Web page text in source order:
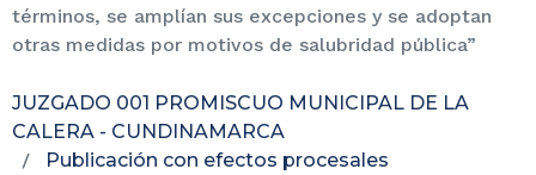
términos, se amplían sus excepciones y se adoptan
otras medidas por motivos de salubridad pública”
JUZGADO 001 PROMISCUO MUNICIPAL DE LA
CALERA - CUNDINAMARCA
Publicación con efectos procesales